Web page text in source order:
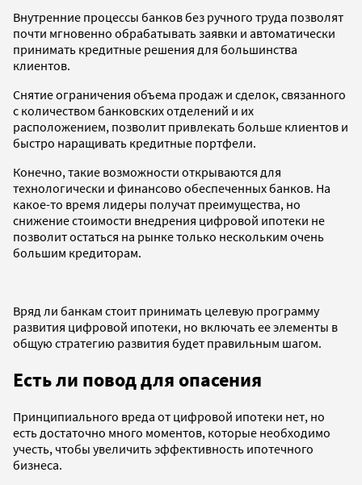
Внутренние процессы банков без ручного труда позволят
почти мгновенно обрабатывать заявки и автоматически
принимать кредитные решения для большинства
клиентов.
Снятие ограничения объема продаж и сделок, связанного
с количеством банковских отделений и их
расположением, позволит привлекать больше клиентов и
быстро наращивать кредитные портфели.
Конечно, такие возможности открываются для
технологически и финансово обеспеченных банков. На
какое-то время лидеры получат преимущества, но
снижение стоимости внедрения цифровой ипотеки не
позволит остаться на рынке только нескольким очень
большим кредиторам.
Вряд ли банкам стоит принимать целевую программу
развития цифровой ипотеки, но включать ее элементы в
общую стратегию развития будет правильным шагом.
Есть ли повод для опасения
Принципиального вреда от цифровой ипотеки нет, но
есть достаточно много моментов, которые необходимо
учесть, чтобы увеличить эффективность ипотечного
бизнеса.